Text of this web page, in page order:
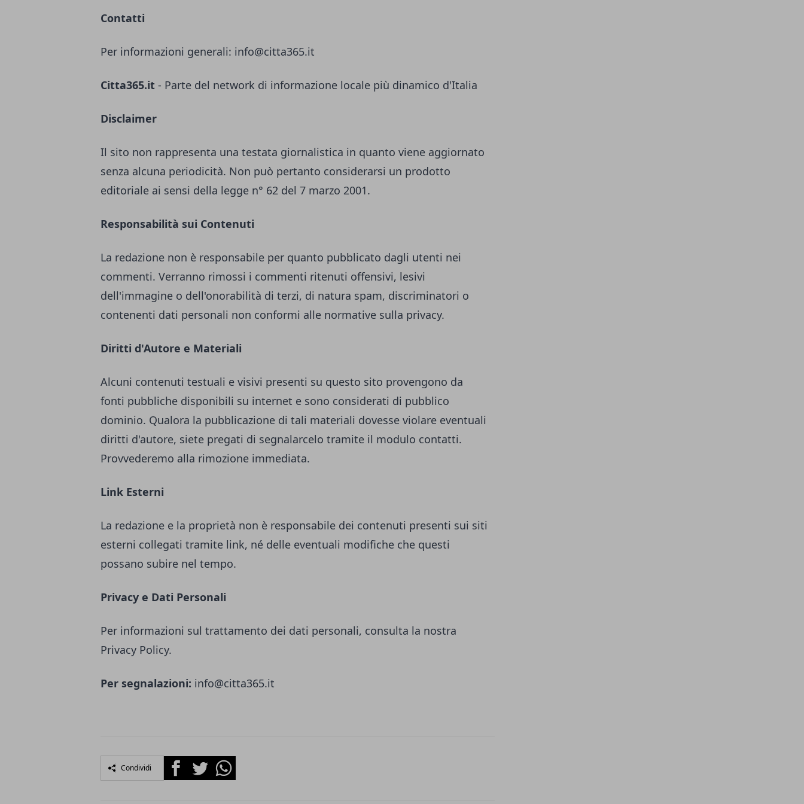
Contatti
Per informazioni generali: info@citta365.it
Citta365.it - Parte del network di informazione locale più dinamico d'Italia
Disclaimer
Il sito non rappresenta una testata giornalistica in quanto viene aggiornato
senza alcuna periodicità. Non può pertanto considerarsi un prodotto
editoriale ai sensi della legge n° 62 del 7 marzo 2001.
Responsabilità sui Contenuti
La redazione non è responsabile per quanto pubblicato dagli utenti nei
commenti. Verranno rimossi i commenti ritenuti offensivi, lesivi
dell'immagine o dell'onorabilità di terzi, di natura spam, discriminatori o
contenenti dati personali non conformi alle normative sulla privacy.
Diritti d'Autore e Materiali
Alcuni contenuti testuali e visivi presenti su questo sito provengono da
fonti pubbliche disponibili su internet e sono considerati di pubblico
dominio. Qualora la pubblicazione di tali materiali dovesse violare eventuali
diritti d'autore, siete pregati di segnalarcelo tramite il modulo contatti.
Provvederemo alla rimozione immediata.
Link Esterni
La redazione e la proprietà non è responsabile dei contenuti presenti sui siti
esterni collegati tramite link, né delle eventuali modifiche che questi
possano subire nel tempo.
Privacy e Dati Personali
Per informazioni sul trattamento dei dati personali, consulta la nostra
Privacy Policy.
Per segnalazioni: info@citta365.it
Condividi FacebookTwitterWhatsapp